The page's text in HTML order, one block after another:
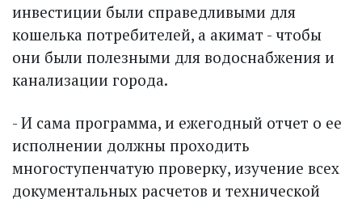
инвес­тиции были справедливыми для
кошелька потребителей, а акимат - чтобы
они были полезными для водоснабжения и
канализации города.
- И сама программа, и ежегодный отчет о ее
исполнении должны проходить
многоступенчатую проверку, изучение всех
документальных расчетов и технической